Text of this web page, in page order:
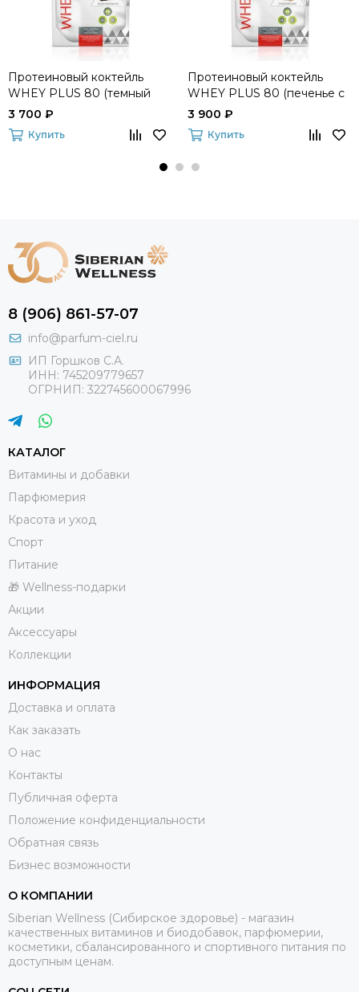
Протеиновый коктейль
WHEY PLUS 80 (темный
шоколад) Keforma
3 700 ₽
Купить
Протеиновый коктейль
WHEY PLUS 80 (печенье с
шоколадом) Keforma
3 900 ₽
Купить
8 (906) 861-57-07
info@parfum-ciel.ru
ИП Горшков С.А.
ИНН: 745209779657
ОГРНИП: 322745600067996
КАТАЛОГ
Витамины и добавки
Парфюмерия
Красота и уход
Спорт
Питание
🎁 Wellness-подарки
Акции
Аксессуары
Коллекции
ИНФОРМАЦИЯ
Доставка и оплата
Как заказать
О нас
Контакты
Публичная оферта
Положение конфиденциальности
Обратная связь
Бизнес возможности
О КОМПАНИИ
Siberian Wellness (Сибирское здоровье) - магазин
качественных витаминов и биодобавок, парфюмерии,
косметики, сбалансированного и спортивного питания по
доступным ценам.